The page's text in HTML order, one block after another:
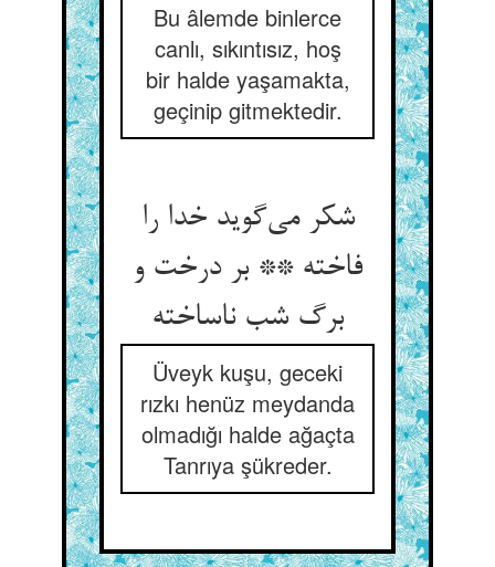
Bu âlemde binlerce
canlı, sıkıntısız, hoş
bir halde yaşamakta,
geçinip gitmektedir.
شکر می‌‌گوید خدا را
فاخته ** بر درخت و
Üveyk kuşu, geceki
rızkı henüz meydanda
olmadığı halde ağaçta
Tanrıya şükreder.